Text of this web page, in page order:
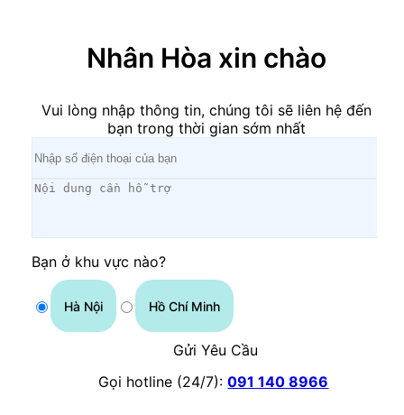
Nhân Hòa xin chào
Vui lòng nhập thông tin, chúng tôi sẽ liên hệ đến
bạn trong thời gian sớm nhất
Bạn ở khu vực nào?
Hà Nội Hồ Chí Minh
Gửi Yêu Cầu
Gọi hotline (24/7): 091 140 8966